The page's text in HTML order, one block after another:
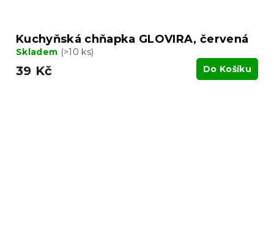
Kuchyňská chňapka GLOVIRA, červená
Skladem (>10 ks)
39 Kč Do Košíku